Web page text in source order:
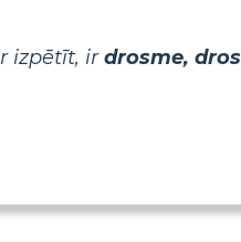
izpētīt, irdrosme,